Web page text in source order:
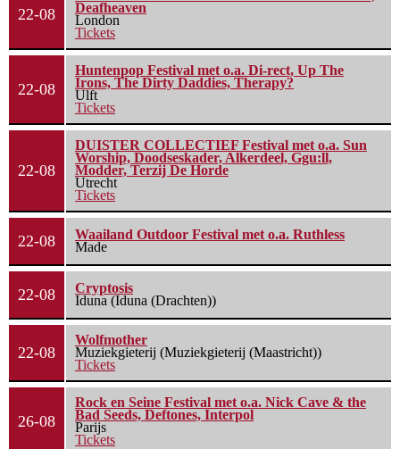
22-08
Deafheaven
London
Tickets
22-08
Huntenpop Festival met o.a. Di-rect, Up The
Irons, The Dirty Daddies, Therapy?
Ulft
Tickets
22-08
DUISTER COLLECTIEF Festival met o.a. Sun
Worship, Doodseskader, Alkerdeel, Ggu:ll,
Modder, Terzij De Horde
Utrecht
Tickets
22-08
Waailand Outdoor Festival met o.a. Ruthless
Made
22-08
Cryptosis
Iduna (Iduna (Drachten))
22-08
Wolfmother
Muziekgieterij (Muziekgieterij (Maastricht))
Tickets
26-08
Rock en Seine Festival met o.a. Nick Cave & the
Bad Seeds, Deftones, Interpol
Parijs
Tickets